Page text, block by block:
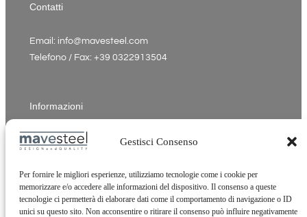
Gestisci Consenso
Per fornire le migliori esperienze, utilizziamo tecnologie come i cookie per
memorizzare e/o accedere alle informazioni del dispositivo. Il consenso a queste
tecnologie ci permetterà di elaborare dati come il comportamento di navigazione o ID
unici su questo sito. Non acconsentire o ritirare il consenso può influire negativamente
Contatti
Email: info@mavesteel.com
Telefono / Fax: +39 0322913504
Informazioni
P.Iva: 02342910037
Cookie Policy
Privacy Policy
Credits